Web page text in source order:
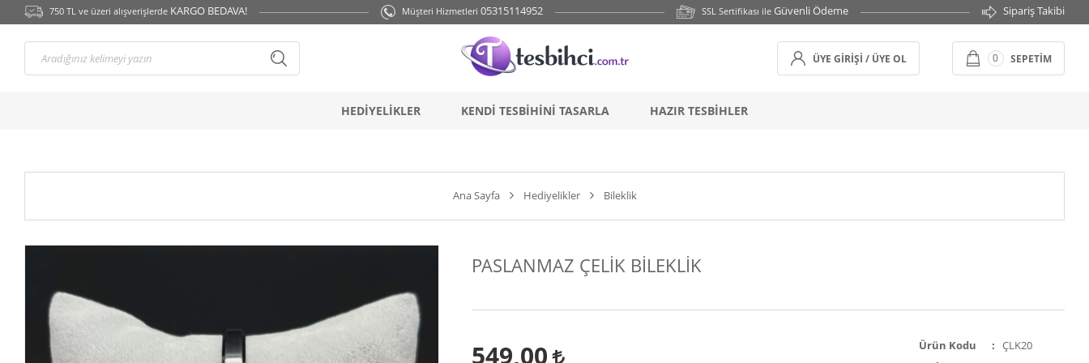
} backend_head_kapanis_oncesi1(); function backend_head_kapanis_oncesi2(){ if (!cookies.marketing){return;}} backend_head_kapanis_oncesi2();
750 TL ve üzeri alışverişlerde KARGO BEDAVA! Müşteri Hizmetleri 05315114952 SSL Sertifikası ile Güvenli Ödeme Sipariş Takibi
ÜYE GIRIŞI / ÜYE OL 0 SEPETIM
HEDİYELİKLER KENDİ TESBİHİNİ TASARLA HAZIR TESBİHLER
Ana Sayfa Hediyelikler Bileklik
PASLANMAZ ÇELİK BİLEKLİK
549,00 Ürün Kodu
ÇLK20